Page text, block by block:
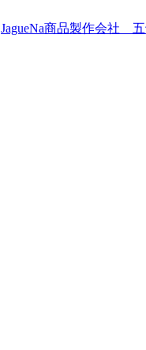
JagueNa商品製作会社